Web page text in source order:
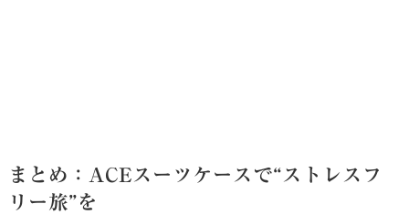
まとめ：ACEスーツケースで“ストレスフ
リー旅”を